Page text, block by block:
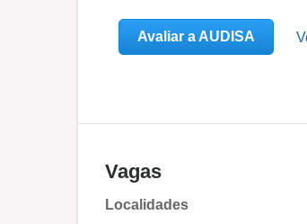
Avaliar a AUDISA
Vagas
Localidades